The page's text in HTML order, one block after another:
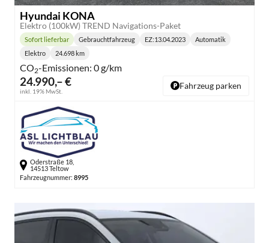
Hyundai KONA
Elektro (100kW) TREND Navigations-Paket
24.990,– €
inkl. 19% MwSt.
Lieferzeit:
Sofort lieferbar Gebrauchtfahrzeug EZ:13.04.2023
Getriebe:
Automatik
Kraftstoff:
Elektro
Kilometerstand:
24.698 km
CO2-Emissionen: 0 g/km
Fahrzeug parken
Oderstraße 18,
14513 Teltow
Fahrzeugnummer: 8995